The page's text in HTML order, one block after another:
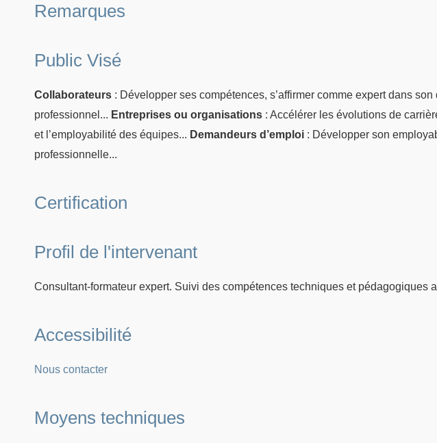
Remarques
Public Visé
Collaborateurs : Développer ses compétences, s’affirmer comme expert dans
professionnel... Entreprises ou organisations : Accélérer les évolutions de
et l’employabilité des équipes... Demandeurs d’emploi : Développer son
professionnelle...
Certification
Profil de l'intervenant
Consultant-formateur expert. Suivi des compétences techniques et pédagogiques
Accessibilité
Nous contacter
Moyens techniques